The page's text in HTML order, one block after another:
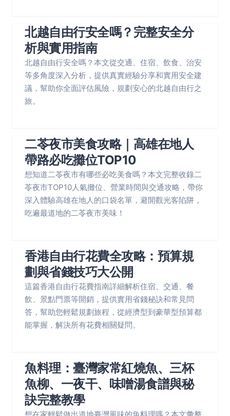
北越自由行安全嗎？完整安全分
析與實用指南
北越自由行安全嗎？本文從交通、住宿、飲食、治安
等多角度深入分析，提供真實經驗分享和實用安全建
議，幫助你全面評估風險，規劃安心的北越自由行之
旅。
二苓夜市美食攻略｜高雄在地人
帶路必吃攤位TOP10
想知道二苓夜市有哪些必吃美食嗎？本文完整收錄二
苓夜市TOP10人氣攤位、營業時間與交通攻略，帶你
深入體驗高雄在地人的口袋名單，避開觀光客陷阱，
吃遍最道地的二苓夜市美味！
香港自由行花費全攻略：預算規
劃與省錢技巧大公開
這篇香港自由行花費指南詳細解析住宿、交通、餐
飲、景點門票等開銷，提供實用省錢秘訣和常見問
答，幫助您輕鬆規劃旅程，從經濟型到豪華型預算都
能掌握，解決所有花費相關疑問。
魚料理：臺灣家常紅燒魚、三杯
魚柳、一夜干、味噌湯食譜與秘
訣完整教學